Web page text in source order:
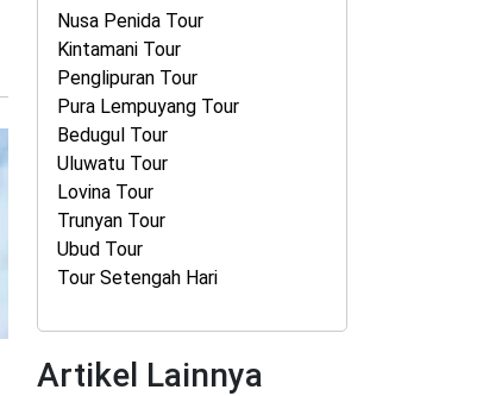
Nusa Penida Tour
Kintamani Tour
Penglipuran Tour
Pura Lempuyang Tour
Bedugul Tour
Uluwatu Tour
Lovina Tour
Trunyan Tour
Ubud Tour
Tour Setengah Hari
Artikel Lainnya